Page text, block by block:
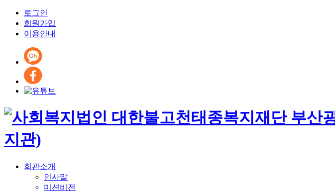
로그인
회원가입
이용안내
회관소개
인사말
미션비전